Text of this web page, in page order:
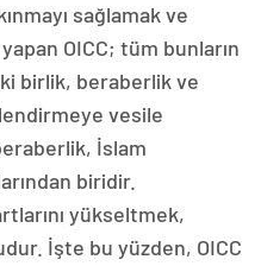
sağlamak ve
OICC; tüm bunların
birlik, beraberlik ve
vesile
İslam
biridir.
yükseltmek,
İşte bu yüzden, OICC